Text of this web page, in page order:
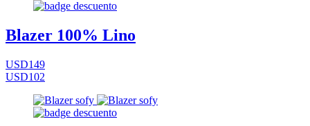
Blazer 100% Lino
USD149
USD102